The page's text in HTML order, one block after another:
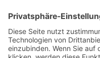
Kategorien
Allgemein